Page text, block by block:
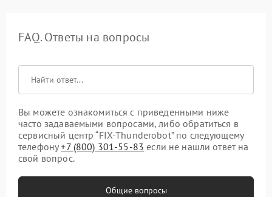
FAQ. Ответы на вопросы
Вы можете ознакомиться с приведенными ниже
часто задаваемыми вопросами, либо обратиться в
сервисный центр “FIX-Thunderobot” по следующему
телефону+7 (800) 301-55-83 если не нашли ответ на
свой вопрос.
Общие вопросы